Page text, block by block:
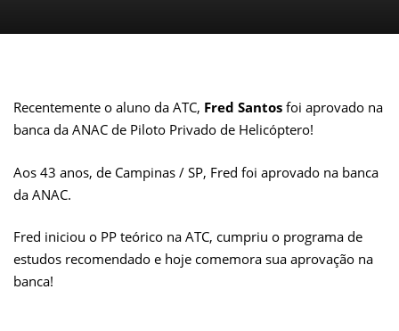
Recentemente o aluno da ATC, Fred Santos foi aprovado na
banca da ANAC de Piloto Privado de Helicóptero!
Aos 43 anos, de Campinas / SP, Fred foi aprovado na banca
da ANAC.
Fred iniciou o PP teórico na ATC, cumpriu o programa de
estudos recomendado e hoje comemora sua aprovação na
banca!